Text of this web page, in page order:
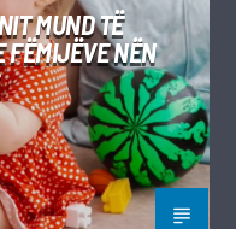
MUND TË
FËMIJËVE NËN